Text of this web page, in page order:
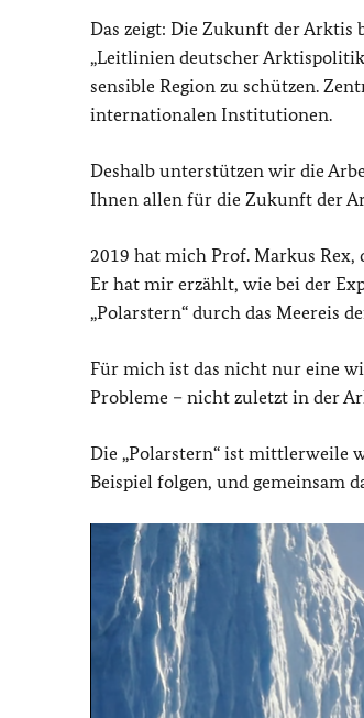
Das zeigt: Die Zukunft der Arktis
„Leitlinien deutscher
sensible Region zu schützen.
internationalen Institutionen.
Deshalb unterstützen wir die
Ihnen allen für die Zukunft der
2019 hat mich Prof. Markus
Er hat mir erzählt, wie bei der
„Polarstern“ durch das Meereis
Für mich ist das nicht nur eine
Probleme – nicht zuletzt in der
Die „Polarstern“ ist mittlerweile
Beispiel folgen, und gemeinsam